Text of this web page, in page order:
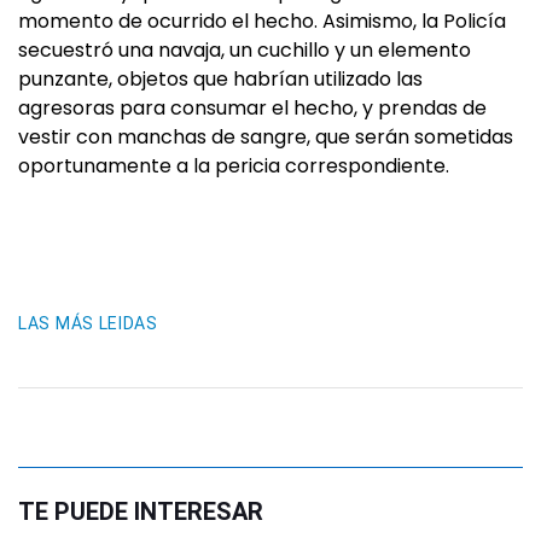
momento de ocurrido el hecho. Asimismo, la Policía
secuestró una navaja, un cuchillo y un elemento
punzante, objetos que habrían utilizado las
agresoras para consumar el hecho, y prendas de
vestir con manchas de sangre, que serán sometidas
oportunamente a la pericia correspondiente.
LAS MÁS LEIDAS
TE PUEDE INTERESAR